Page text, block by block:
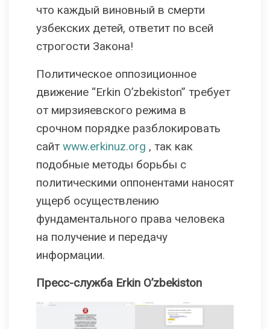
что каждый виновный в смерти
узбекских детей, ответит по всей
строгости Закона!
Политическое оппозиционное
движение “Erkin O’zbekiston” требует
от мирзияевского режима в
срочном порядке разблокировать
сайт www.erkinuz.org , так как
подобные методы борьбы с
политическими оппонентами наносят
ущерб осуществлению
фундаментального права человека
на получение и передачу
информации.
Пресс-служба Erkin O’zbekiston